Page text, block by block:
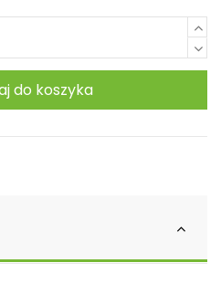
do koszyka